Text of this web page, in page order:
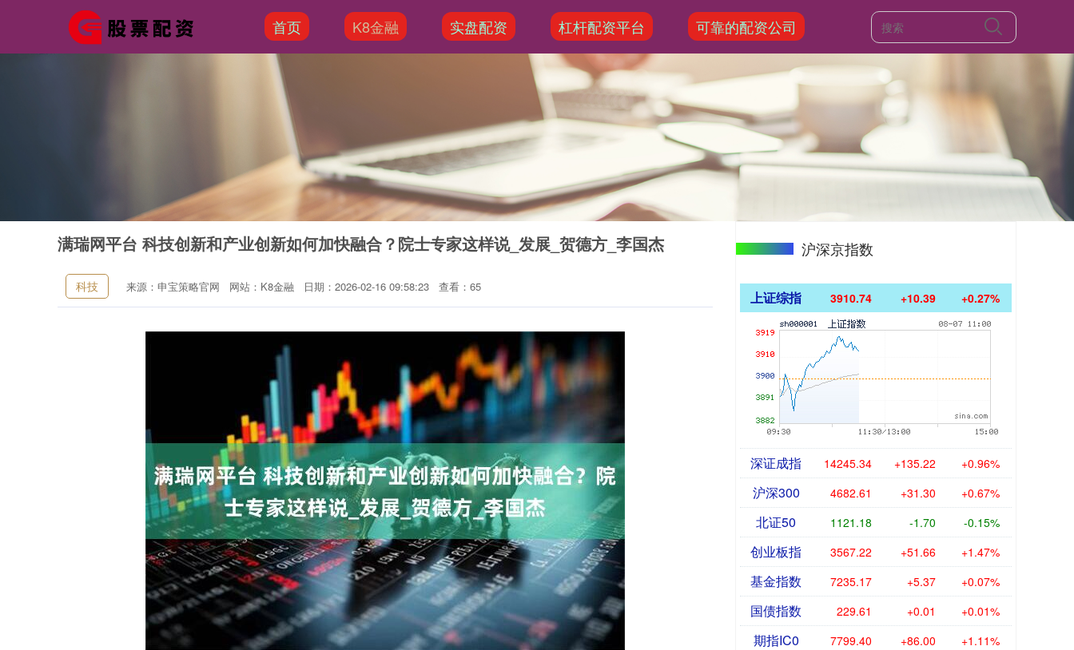
首页 K8金融 实盘配资 杠杆配资平台 可靠的配资公司
满瑞网平台 科技创新和产业创新如何加快融合？院士专家这样说_发展_贺德方_李国杰
科技 来源：申宝策略官网 网站：K8金融 日期：2026-02-16 09:58:23 查看：65
沪深京指数
上证综指 3910.74 +10.39 +0.27%
深证成指 14245.34 +135.22 +0.96%
沪深300 4682.61 +31.30 +0.67%
北证50 1121.18 -1.70 -0.15%
创业板指 3567.22 +51.66 +1.47%
基金指数 7235.17 +5.37 +0.07%
国债指数 229.61 +0.01 +0.01%
期指IC0 7799.40 +86.00 +1.11%